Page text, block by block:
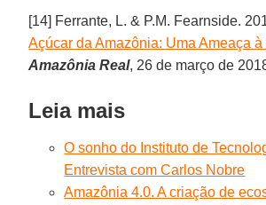
[14] Ferrante, L. & P.M. Fearnside.
Açúcar da Amazônia: Uma Ameaça à
Amazônia Real, 26 de março de
Leia mais
O sonho do Instituto de
Entrevista com Carlos Nobre
Amazônia 4.0. A criação de